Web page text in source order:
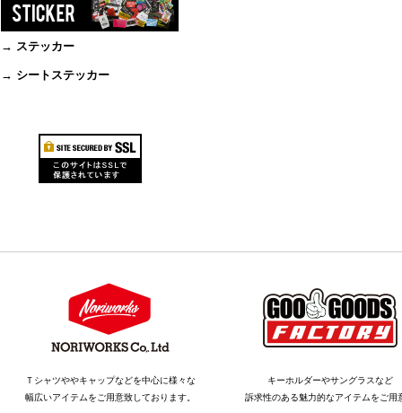
→ ステッカー
→ シートステッカー
Ｔシャツややキャップなどを中心に様々な
幅広いアイテムをご用意致しております。
キーホルダーやサングラスなど
訴求性のある魅力的なアイテムをご用